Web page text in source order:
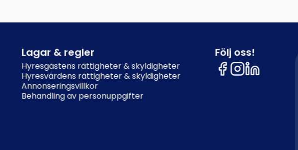
Lagar & regler
Hyresgästens rättigheter & skyldigheter
Hyresvärdens rättigheter & skyldigheter
Annonseringsvillkor
Behandling av personuppgifter
Följ oss!